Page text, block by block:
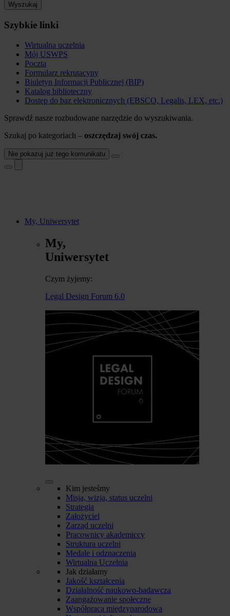
Wyszukaj
Szybkie linki
Wirtualna uczelnia
Mój USWPS
Poczta
Formularz rekrutacyny
Biuletyn Informacji Publicznej (BIP)
Katalog biblioteczny
Dostęp do baz elektronicznych (EBSCO, Legalis, LEX, etc.)
Sprawdź nasze rozbudowane narzędzie do wyszukiwania.
Szukaj po kategoriach – oszczędzaj swój czas.
Nie pokazuj już tego komunikatu
My, Uniwersytet
My,
Uniwersytet
Czym żyjemy:
Legal Design Forum 6.0
Kim jesteśmy
Misja, wizja, status uczelni
Strategia
Założyciel
Zarząd uczelni
Pracownicy akademiccy
Struktura uczelni
Medale i odznaczenia
Wirtualna Uczelnia
Jak działamy
Jakość kształcenia
Działalność naukowo-badawcza
Zaangażowanie społeczne
Współpraca międzynarodowa